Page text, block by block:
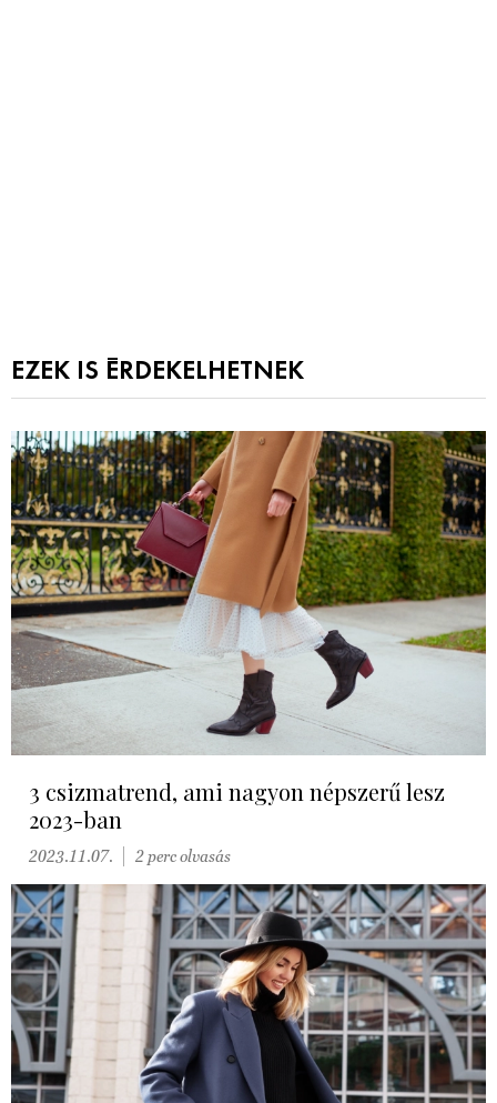
EZEK IS ÉRDEKELHETNEK
3 csizmatrend, ami nagyon népszerű lesz
2023-ban
2023.11.07. 2 perc olvasás